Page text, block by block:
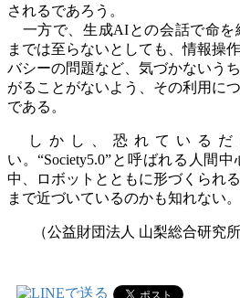
されるであろう。
一方で、生成AIとの会話で命
までは至らないとしても、情報操
バシーの問題など、気づかないう
がることがないよう、その利用に
である。
しかし、恐れているだ
い。“Society5.0”と呼ばれる人間中
中、ロボットとともに形づくられ
まで近づいているのかも知れない。
（公益財団法人 山梨総合研